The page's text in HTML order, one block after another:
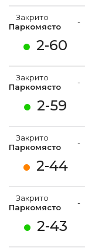
2-60
Закрито
Паркомясто
-
2-59
Закрито
Паркомясто
-
2-44
Закрито
Паркомясто
-
2-43
Закрито
Паркомясто
-